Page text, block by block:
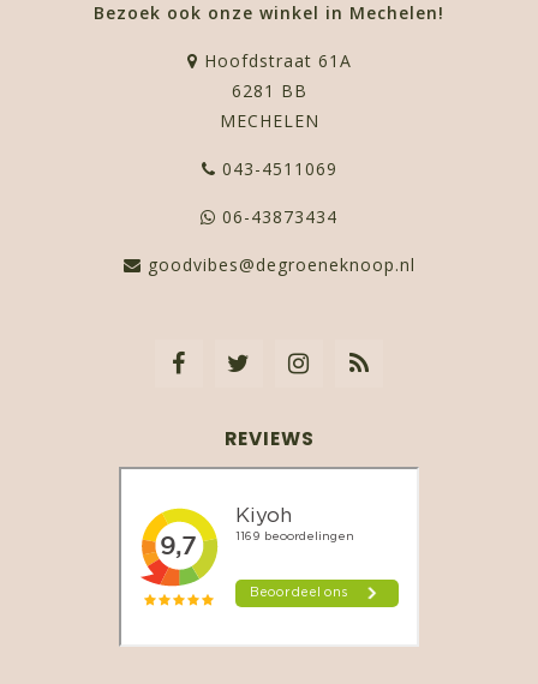
Bezoek ook onze winkel in Mechelen!
Hoofdstraat 61A
6281 BB
MECHELEN
043-4511069
06-43873434
goodvibes@degroeneknoop.nl
REVIEWS